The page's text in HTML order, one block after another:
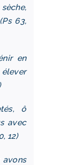
63,
en
ô
avec
12)